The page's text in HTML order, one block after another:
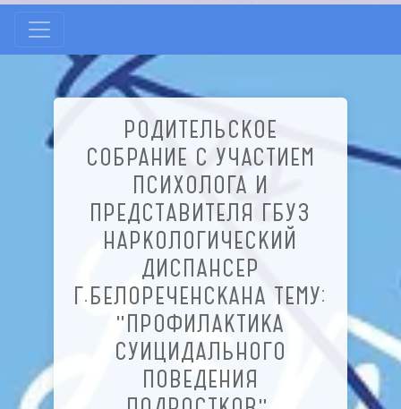
РОДИТЕЛЬСКОЕ
СОБРАНИЕ С УЧАСТИЕМ
ПСИХОЛОГА И
ПРЕДСТАВИТЕЛЯ ГБУЗ
НАРКОЛОГИЧЕСКИЙ
ДИСПАНСЕР
Г.БЕЛОРЕЧЕНСКАНА ТЕМУ:
"ПРОФИЛАКТИКА
СУИЦИДАЛЬНОГО
ПОВЕДЕНИЯ